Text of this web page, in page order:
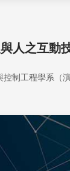
人之互動
制工程學系（演